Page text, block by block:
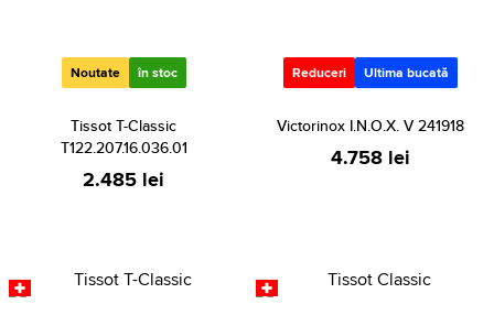
Noutate în stoc
Tissot T-Classic
T122.207.16.036.01
2.485 lei
Reduceri Ultima bucată
Victorinox I.N.O.X. V 241918
4.758 lei